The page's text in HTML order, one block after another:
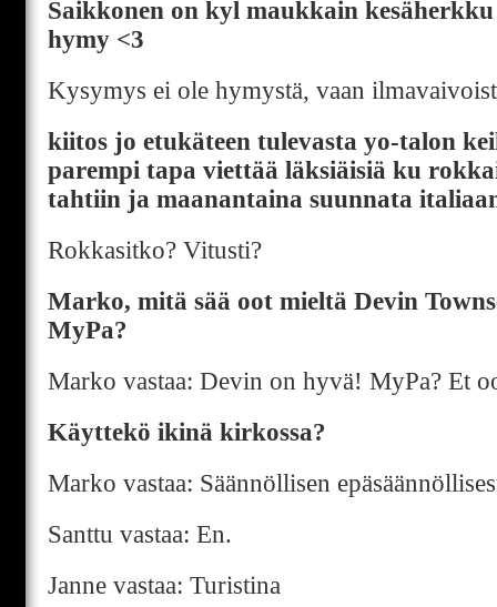
Saikkonen on kyl maukkain
hymy <3
Kysymys ei ole hymystä, vaan
kiitos jo etukäteen tulevasta yo-talon
parempi tapa viettää läksiäisiä ku
tahtiin ja maanantaina suunnata
Rokkasitko? Vitusti?
Marko, mitä sää oot mieltä Devin
MyPa?
Marko vastaa: Devin on hyvä! MyPa? Et
Käyttekö ikinä kirkossa?
Marko vastaa: Säännöllisen
Santtu vastaa: En.
Janne vastaa: Turistina